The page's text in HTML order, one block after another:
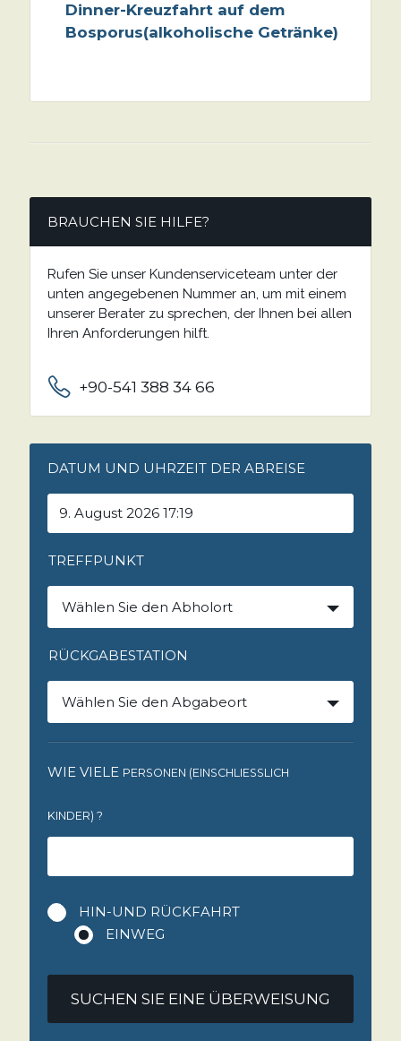
Dinner-Kreuzfahrt auf dem
Bosporus(alkoholische Getränke)
BRAUCHEN SIE HILFE?
Rufen Sie unser Kundenserviceteam unter der
unten angegebenen Nummer an, um mit einem
unserer Berater zu sprechen, der Ihnen bei allen
Ihren Anforderungen hilft.
+90-541 388 34 66
DATUM UND UHRZEIT DER ABREISE
TREFFPUNKT
Wählen Sie den Abholort
RÜCKGABESTATION
Wählen Sie den Abgabeort
WIE VIELE PERSONEN (EINSCHLIESSLICH K
INDER) ?
HIN-UND RÜCKFAHRT
EINWEG
SUCHEN SIE EINE ÜBERWEISUNG